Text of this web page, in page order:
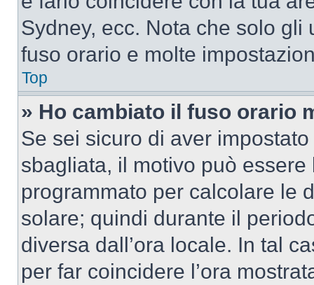
Sydney, ecc. Nota che solo
fuso orario e molte
Top
» Ho cambiato il fuso orario
Se sei sicuro di aver
sbagliata, il motivo può essere
programmato per calcolare le
solare; quindi durante il
diversa dall’ora locale. In tal
per far coincidere l’ora